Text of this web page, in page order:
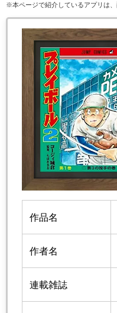
※本ページで紹介しているアプリは
作品名
作者名
連載雑誌